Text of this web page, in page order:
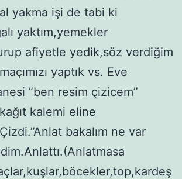
yakma işi de tabi ki
yaktım,yemekler
afiyetle yedik,söz verdiğim
yaptık vs. Eve
”ben resim çizicem”
kalemi eline
bakalım ne var